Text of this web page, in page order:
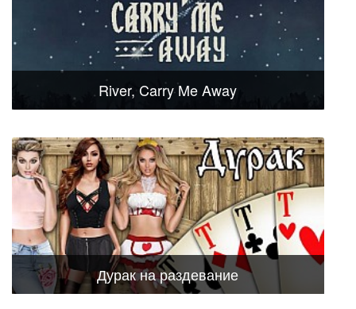
River, Carry Me Away
Дурак на раздевание